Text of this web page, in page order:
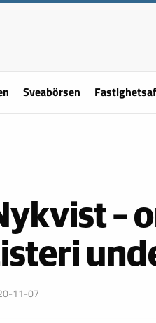
Sveabörsen
–
11-07